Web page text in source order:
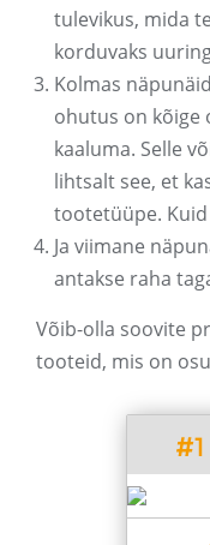
tulevikus, mida
korduvaks
Kolmas
ohutus on kõige
kaaluma. Selle
lihtsalt see, et
tootetüüpe.
Ja viimane
antakse raha
Võib-olla soovite
tooteid, mis on